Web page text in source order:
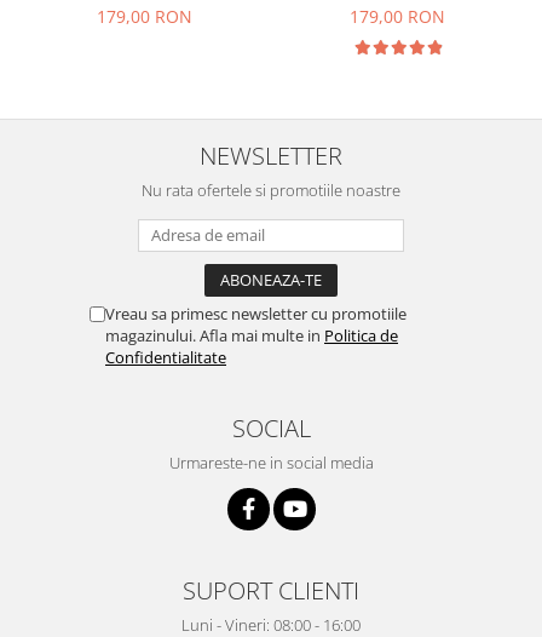
179,00 RON
179,00 RON
NEWSLETTER
Nu rata ofertele si promotiile noastre
Vreau sa primesc newsletter cu promotiile
magazinului. Afla mai multe in Politica de
Confidentialitate
SOCIAL
Urmareste-ne in social media
SUPORT CLIENTI
Luni - Vineri: 08:00 - 16:00